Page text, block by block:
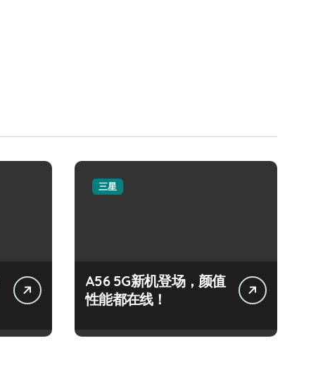
三星
A56 5G新机登场，颜值
性能都在线！